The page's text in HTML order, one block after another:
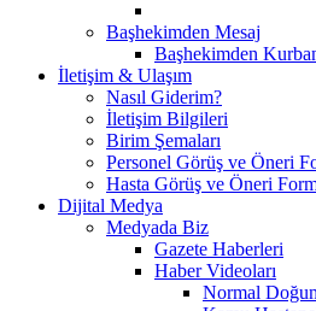
Başhekimden Mesaj
Başhekimden
İletişim & Ulaşım
Nasıl Giderim?
İletişim Bilgileri
Birim Şemaları
Personel Görüş ve Öneri
Hasta Görüş ve Öneri
Dijital Medya
Medyada Biz
Gazete Haberleri
Haber Videoları
Normal